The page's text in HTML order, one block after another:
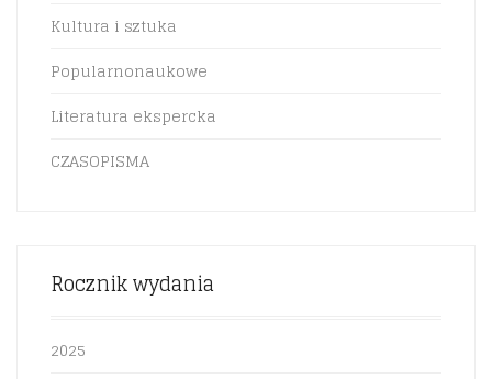
Kultura i sztuka
Popularnonaukowe
Literatura ekspercka
CZASOPISMA
Rocznik wydania
2025